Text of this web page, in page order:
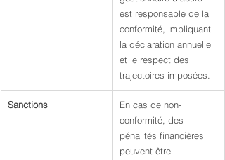
est responsable de la
conformité, impliquant
la déclaration annuelle
et le respect des
trajectoires imposées.
Sanctions
En cas de non-
conformité, des
pénalités financières
peuvent être